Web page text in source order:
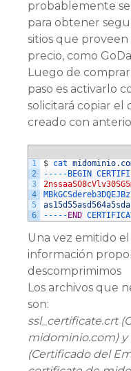
probablemente
para obtener
sitios que proveen
precio, como
Luego de
paso es activarlo
solicitará copiar el
creado con
1
2
3
4
5
6
$ cat midominio.
-- -- - BEGIN
-- -- - END
Una vez emitido
información
descomprimimos
Los archivos que
son:
ssl_certificate.crt
midominio.com)
(Certificado del